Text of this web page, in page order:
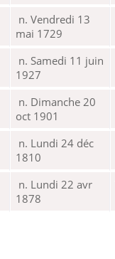
n. Vendredi 13
mai 1729
n. Samedi 11 juin
1927
n. Dimanche 20
oct 1901
n. Lundi 24 déc
1810
n. Lundi 22 avr
1878